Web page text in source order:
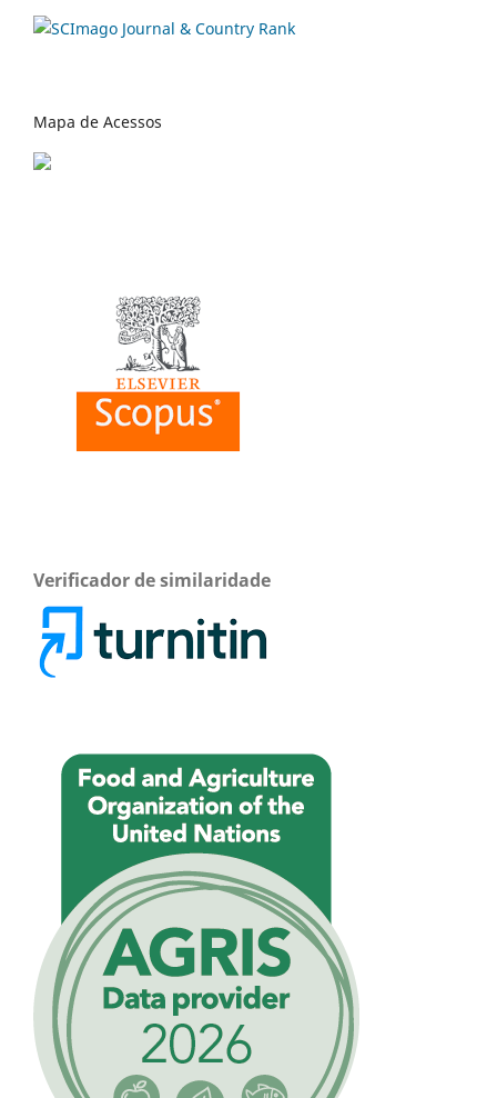
Mapa de Acessos
Verificador de similaridade